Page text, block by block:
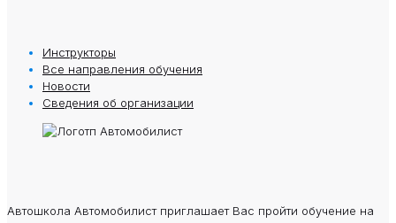
Инструкторы
Все направления обучения
Новости
Сведения oб oрганизации
Автошкола Автомобилист приглашает Вас пройти обучение на